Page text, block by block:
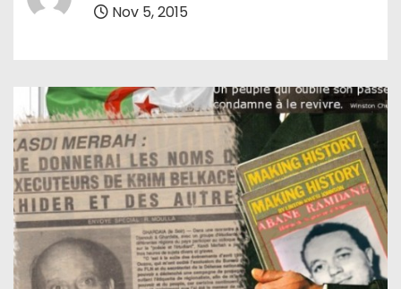
Nov 5, 2015